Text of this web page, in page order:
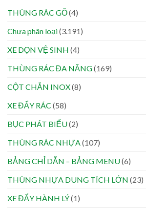
THÙNG RÁC GỖ(4)
Chưa phân loại(3.191)
XE DỌN VỆ SINH (4)
THÙNG RÁC ĐA NĂNG(169)
CỘT CHẮN INOX(8)
XE ĐẨY RÁC (58)
BỤC PHÁT BIỂU(2)
THÙNG RÁC NHỰA(107)
BẢNG CHỈ DẪN – BẢNG MENU(6)
THÙNG NHỰA DUNG TÍCH LỚN (23)
XE ĐẨY HÀNH LÝ(1)